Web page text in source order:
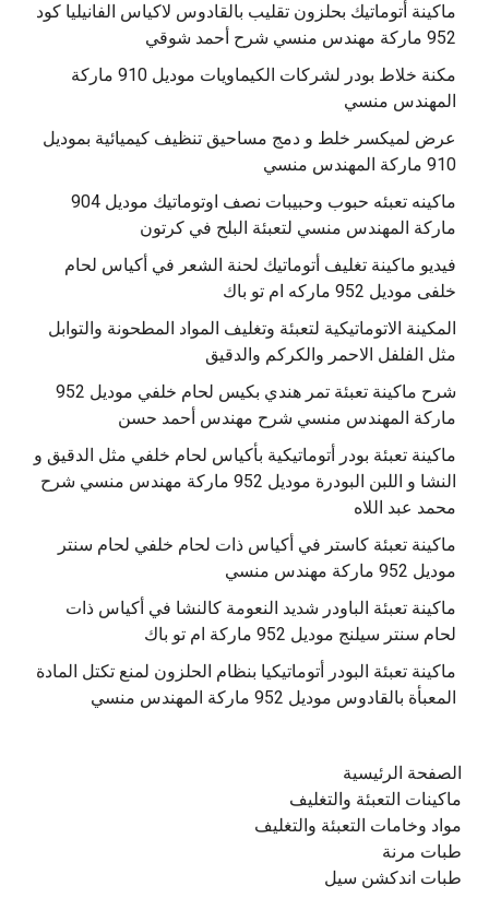
‫ماكينة أتوماتيك بحلزون تقليب بالقادوس لاكياس الفانيليا كود
مكنة خلاط بودر لشركات الكيماويات موديل 910 ماركة
المهندس منسي
عرض لميكسر خلط و دمج مساحيق تنظيف كيميائية بموديل
910 ماركة المهندس منسي
‫ماكينه تعبئه حبوب وحبيبات نصف اوتوماتيك موديل 904
‫فيديو ماكينة تغليف أتوماتيك لحنة الشعر في أكياس لحام
خلفى موديل 952 ماركه ام تو باك
المكينة الاتوماتيكية لتعبئة وتغليف المواد المطحونة والتوابل
مثل الفلفل الاحمر والكركم والدقيق
‫شرح ماكينة تعبئة تمر هندي بكيس لحام خلفي موديل 952
ماكينة تعبئة بودر أتوماتيكية بأكياس لحام خلفي مثل الدقيق و
النشا و اللبن البودرة موديل 952 ماركة مهندس منسي شرح
محمد عبد اللاه
‫ماكينة تعبئة كاستر في أكياس ذات لحام خلفي لحام سنتر
موديل 952 ماركة مهندس منسي
‫ماكينة تعبئة الباودر شديد النعومة كالنشا في أكياس ذات
‫ماكينة تعبئة البودر أتوماتيكيا بنظام الحلزون لمنع تكتل المادة
الصفحة الرئيسية
ماكينات التعبئة والتغليف
مواد وخامات التعبئة والتغليف
طبات مرنة
طبات اندكشن سيل